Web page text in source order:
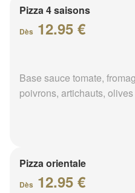
Pizza 4 saisons
Dès 12.95 €
Base sauce tomate,
poivrons, artichauts, olives
Pizza orientale
Dès 12.95 €